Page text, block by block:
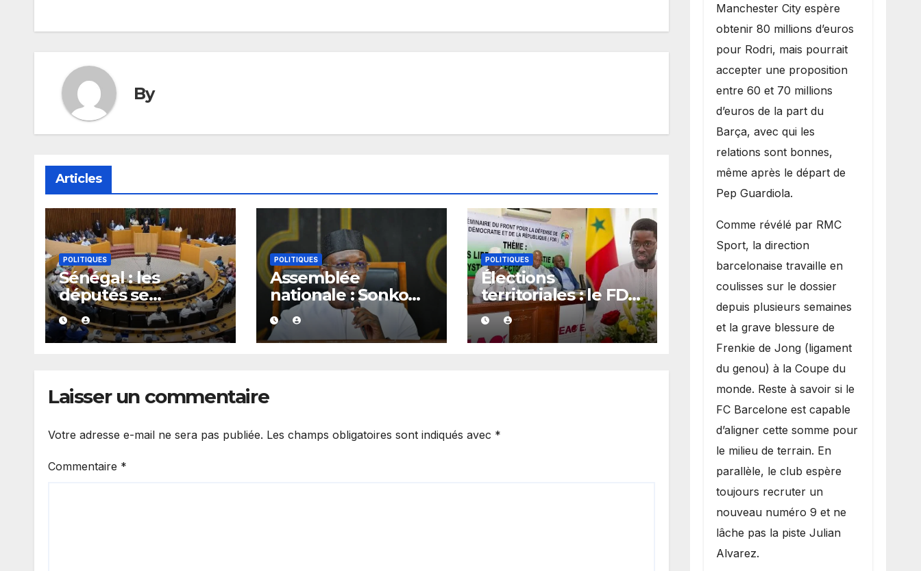
By
Articles
POLITIQUES
Sénégal : les
députés se
penchent dès le 10
août sur plusieurs
textes, dont les
POLITIQUES
Assemblée
nationale : Sonko
donne son feu vert
à onze dossiers
majeurs
POLITIQUES
Élections
territoriales : le FDR
dénonce les retards
et exige un
calendrier électoral
Laisser un commentaire
Votre adresse e-mail ne sera pas publiée. Les champs obligatoires sont indiqués avec *
Commentaire *
​Manchester City espère
obtenir 80 millions d’euros
pour Rodri, mais pourrait
accepter une proposition
entre 60 et 70 millions
d’euros de la part du
Barça, avec qui les
relations sont bonnes,
même après le départ de
Pep Guardiola.
​Comme révélé par RMC
Sport, la direction
barcelonaise travaille en
coulisses sur le dossier
depuis plusieurs semaines
et la grave blessure de
Frenkie de Jong (ligament
du genou) à la Coupe du
monde. Reste à savoir si le
FC Barcelone est capable
d’aligner cette somme pour
le milieu de terrain. En
parallèle, le club espère
toujours recruter un
nouveau numéro 9 et ne
lâche pas la piste Julian
Alvarez.